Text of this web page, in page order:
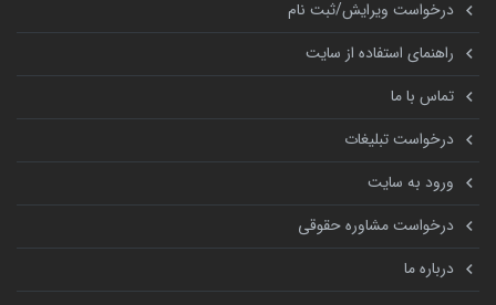
درخواست ویرایش/ثبت نام
راهنمای استفاده از سایت
تماس با ما
درخواست تبلیغات
ورود به سایت
درخواست مشاوره حقوقی
درباره ما